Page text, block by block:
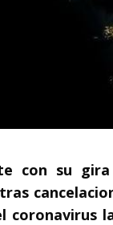
con su
coronavirus